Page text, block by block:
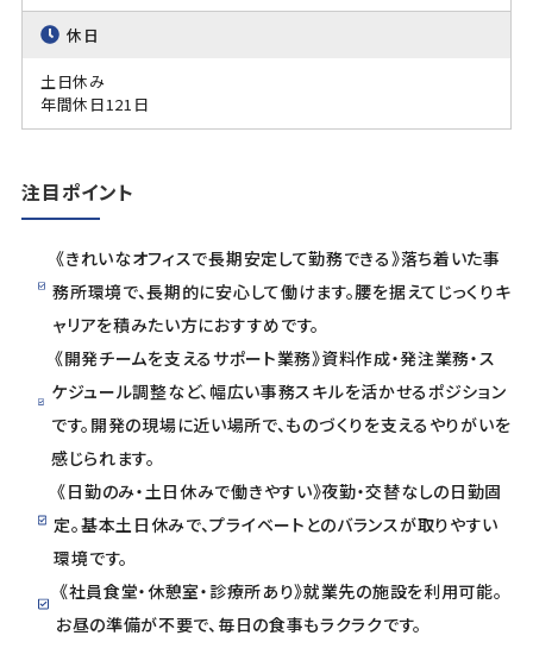
休日
土日休み
年間休日121日
注目ポイント
《きれいなオフィスで長期安定して勤務できる》落ち着いた事
務所環境で、長期的に安心して働けます。腰を据えてじっくりキ
ャリアを積みたい方におすすめです。
《開発チームを支えるサポート業務》資料作成・発注業務・ス
ケジュール調整など、幅広い事務スキルを活かせるポジション
です。開発の現場に近い場所で、ものづくりを支えるやりがいを
感じられます。
《日勤のみ・土日休みで働きやすい》夜勤・交替なしの日勤固
定。基本土日休みで、プライベートとのバランスが取りやすい
環境です。
《社員食堂・休憩室・診療所あり》就業先の施設を利用可能。
お昼の準備が不要で、毎日の食事もラクラクです。